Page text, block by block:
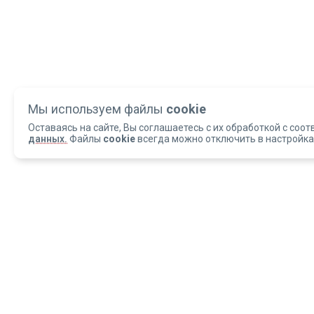
Мы используем файлы cookie
Оставаясь на сайте, Вы соглашаетесь с их обработкой с
данных. Файлы cookieвсегда можно отключить в